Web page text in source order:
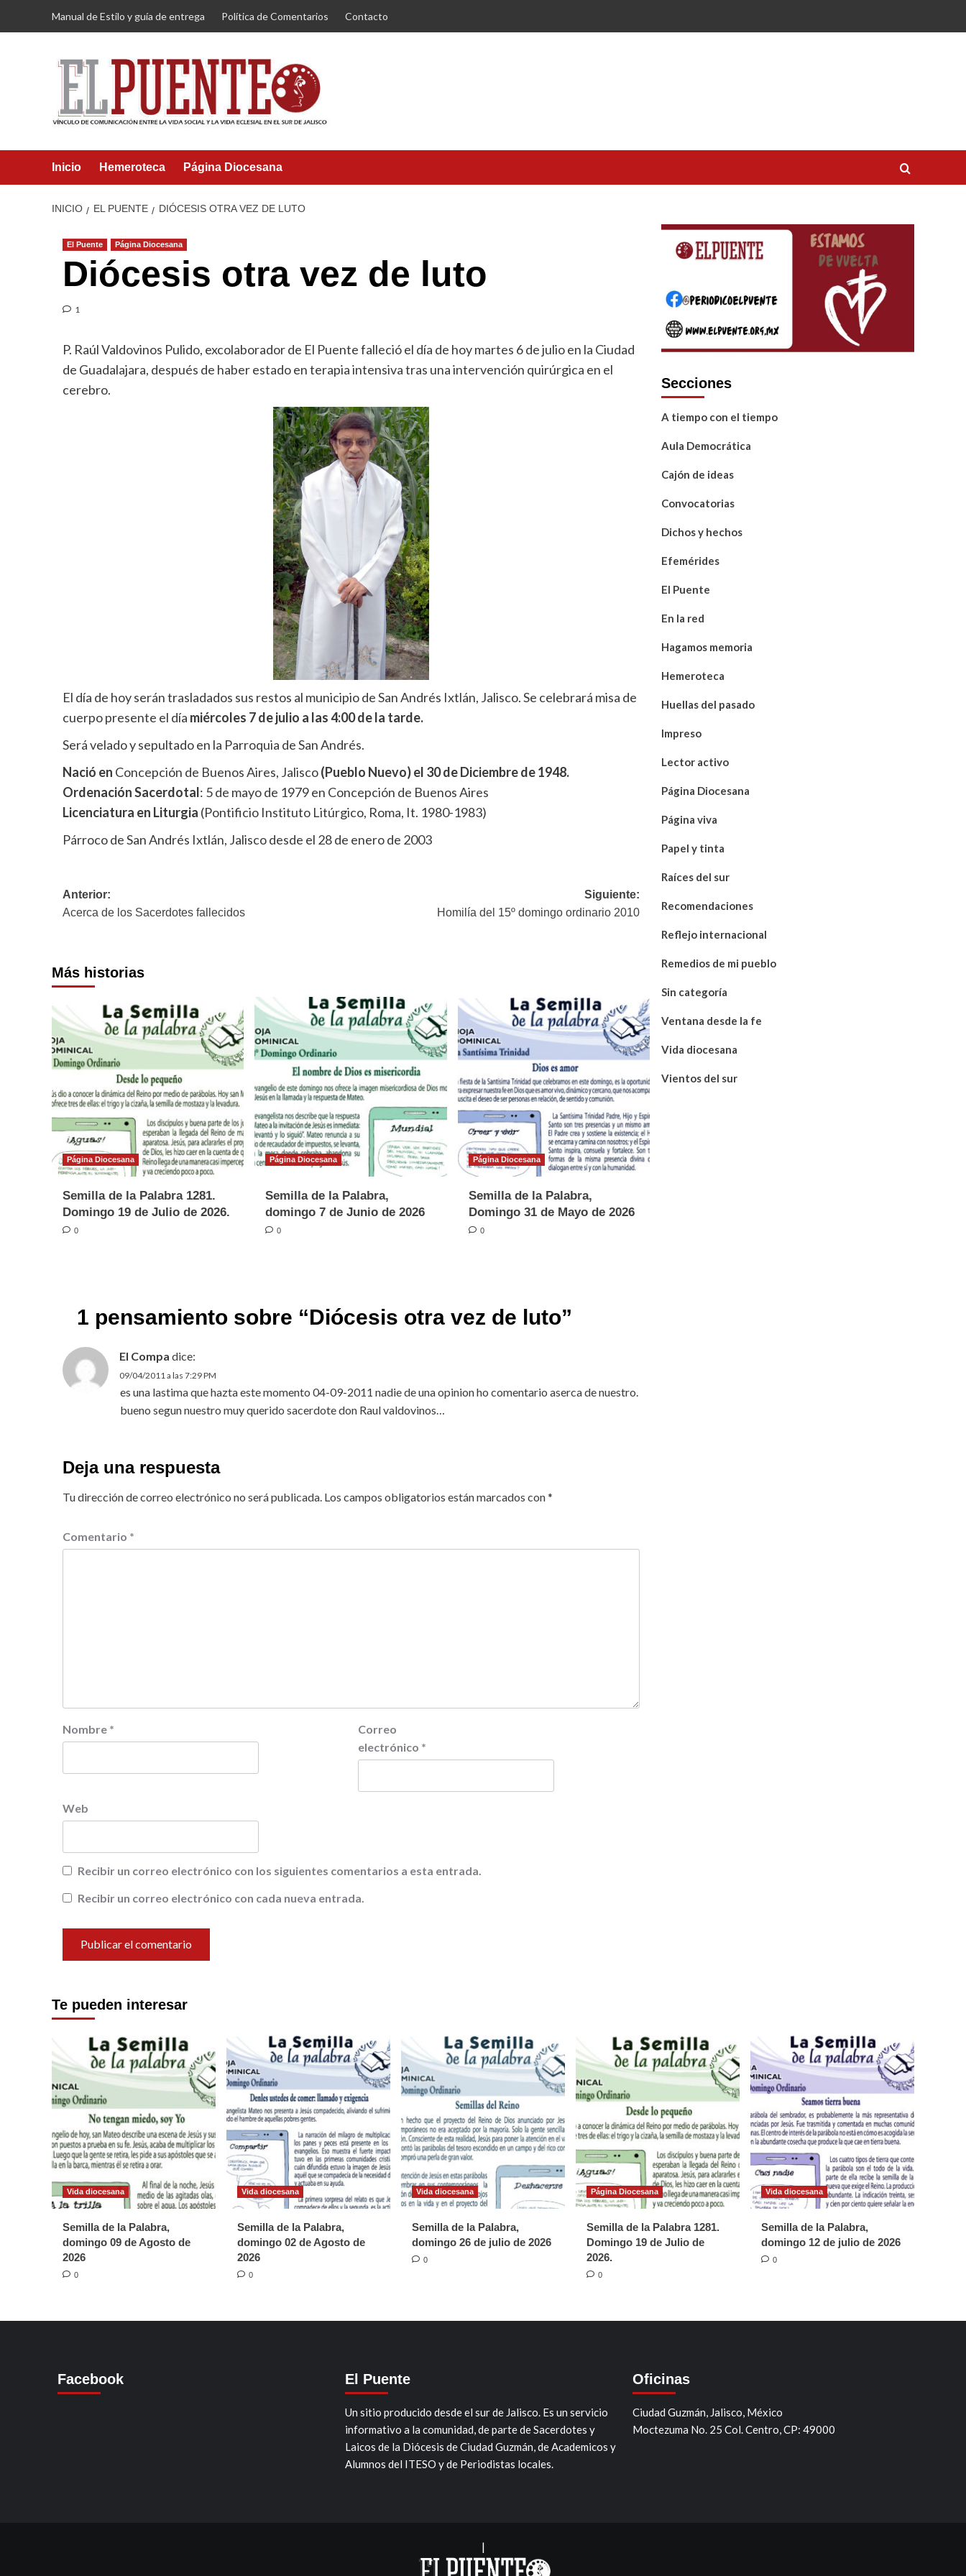
Manual de Estilo y guía de entrega Política de Comentarios Contacto
Inicio Hemeroteca Página Diocesana
INICIO EL PUENTE DIÓCESIS OTRA VEZ DE LUTO
El Puente Página Diocesana
Diócesis otra vez de luto
1
P. Raúl Valdovinos Pulido, excolaborador de El Puente falleció el día de hoy martes 6 de julio en la Ciudad
de Guadalajara, después de haber estado en terapia intensiva tras una intervención quirúrgica en el
cerebro.
El día de hoy serán trasladados sus restos al municipio de San Andrés Ixtlán, Jalisco. Se celebrará misa de
cuerpo presente el día miércoles 7 de julio a las 4:00 de la tarde.
Será velado y sepultado en la Parroquia de San Andrés.
Nació en Concepción de Buenos Aires, Jalisco(Pueblo Nuevo) el 30 de Diciembre de 1948.
Ordenación Sacerdotal: 5 de mayo de 1979 en Concepción de Buenos Aires
Licenciatura en Liturgia (Pontificio Instituto Litúrgico, Roma, It. 1980-1983)
Párroco de San Andrés Ixtlán, Jalisco desde el 28 de enero de 2003
Navegación
de
Anterior:
Acerca de los Sacerdotes fallecidos
Siguiente:
Homilía del 15º domingo ordinario 2010
Más historias
Página Diocesana
Semilla de la Palabra 1281.
Domingo 19 de Julio de 2026.
0
Página Diocesana
Semilla de la Palabra,
domingo 7 de Junio de 2026
0
Página Diocesana
Semilla de la Palabra,
Domingo 31 de Mayo de 2026
0
1 pensamiento sobre “Diócesis otra vez de luto”
El Compa dice:
09/04/2011 a las 7:29 PM
es una lastima que hazta este momento 04-09-2011 nadie de una opinion ho comentario aserca de nuestro.
bueno segun nuestro muy querido sacerdote don Raul valdovinos…
Deja una respuesta
Tu dirección de correo electrónico no será publicada. Los campos obligatorios están marcados con*
Comentario *
Nombre *
Correo
electrónico *
Web
Recibir un correo electrónico con los siguientes comentarios a esta entrada.
Recibir un correo electrónico con cada nueva entrada.
Secciones
A tiempo con el tiempo
Aula Democrática
Cajón de ideas
Convocatorias
Dichos y hechos
Efemérides
El Puente
En la red
Hagamos memoria
Hemeroteca
Huellas del pasado
Impreso
Lector activo
Página Diocesana
Página viva
Papel y tinta
Raíces del sur
Recomendaciones
Reflejo internacional
Remedios de mi pueblo
Sin categoría
Ventana desde la fe
Vida diocesana
Vientos del sur
Te pueden interesar
Vida diocesana
Semilla de la Palabra,
domingo 09 de Agosto de
2026
0
Vida diocesana
Semilla de la Palabra,
domingo 02 de Agosto de
2026
0
Vida diocesana
Semilla de la Palabra,
domingo 26 de julio de 2026
0
Página Diocesana
Semilla de la Palabra 1281.
Domingo 19 de Julio de
2026.
0
Vida diocesana
Semilla de la Palabra,
domingo 12 de julio de 2026
0
Facebook El Puente
Un sitio producido desde el sur de Jalisco. Es un servicio
informativo a la comunidad, de parte de Sacerdotes y
Laicos de la Diócesis de Ciudad Guzmán, de Academicos y
Alumnos del ITESO y de Periodistas locales.
Oficinas
Ciudad Guzmán, Jalisco, México
Moctezuma No. 25 Col. Centro, CP: 49000
|